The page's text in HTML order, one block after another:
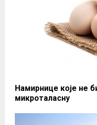
Намирнице које не
микроталасну